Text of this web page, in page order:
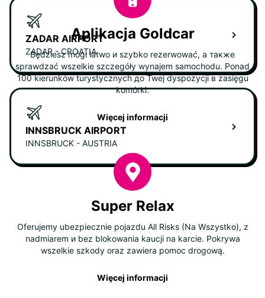
ZADAR AIRPORT
ZADAR - CROATIA
INNSBRUCK AIRPORT
INNSBRUCK - AUSTRIA
Aplikacja Goldcar
Będziesz mógł łatwo и szybko rezerwować, а также
sprawdzać wszelkie szczegóły wynajem samochodu. Ponad
100 kierunków turystycznych до Twej dyspozycji в zasięgu
komórki.
Więcej informacji
Super Relax
Oferujemy ubezpiecznie pojazdu All Risks (Na Wszystko), z
nadmiarem и bez blokowania kaucji na karcie. Pokrywa
wszelkie szkody oraz zawiera pomoc drogową.
Więcej informacji